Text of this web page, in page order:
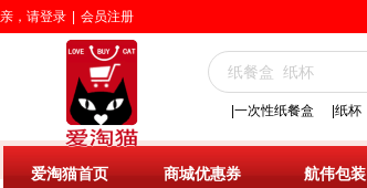
纸杯
|一次性纸餐盒
爱淘猫首页 商城优惠券 航伟包装
亲，请登录 会员注册